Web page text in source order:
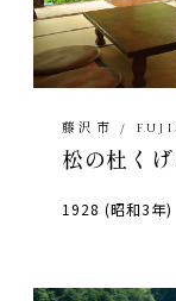
藤沢市 /
松の杜く
1928 (昭和3年)